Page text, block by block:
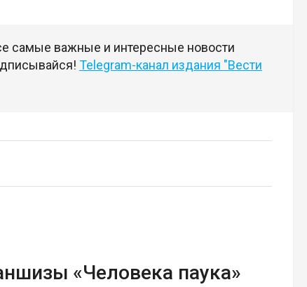
самые важные и интересные новости
Telegram-канал издания "Вести
«Человека паука»